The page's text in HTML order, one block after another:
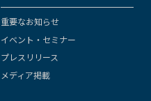
重要なお知らせ
イベント・セミナー
プレスリリース
メディア掲載